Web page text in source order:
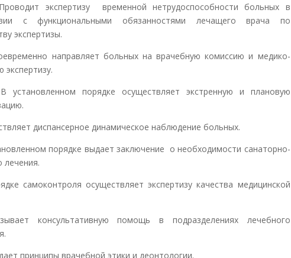
экспертизу временной нетрудоспособности больных в
с функциональными обязанностями лечащего врача по
экспертизы.
направляет больных на врачебную комиссию и медико-
экспертизу.
порядке осуществляет экстренную и плановую
диспансерное динамическое наблюдение больных.
порядке выдает заключение о необходимости санаторно-
лечения.
самоконтроля осуществляет экспертизу качества медицинской
консультативную помощь в подразделениях лечебного
принципы врачебной этики и деонтологии.